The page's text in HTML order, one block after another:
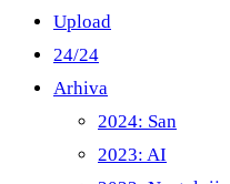
Upload
24/24
Arhiva
2024: San
2023: AI